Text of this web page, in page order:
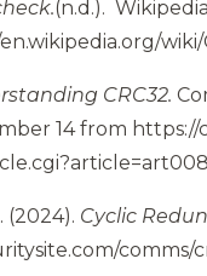
(n.d.).
CRC32.
14 from https://
(2024). Cyclic
comms/